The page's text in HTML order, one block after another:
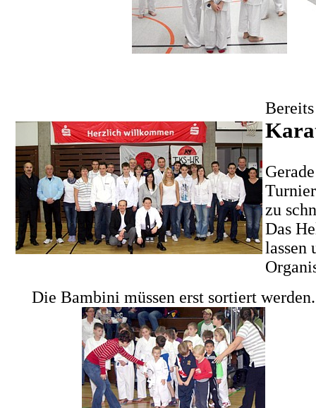
zu
Das
lassen
Die Bambini müssen erst sortiert werden.